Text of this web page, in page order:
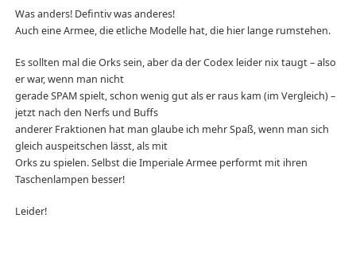
Was anders! Defintiv was anderes!
Auch eine Armee, die etliche Modelle hat, die hier lange rumstehen.
Es sollten mal die Orks sein, aber da der Codex leider nix taugt – also
er war, wenn man nicht
gerade SPAM spielt, schon wenig gut als er raus kam (im Vergleich) –
jetzt nach den Nerfs und Buffs
anderer Fraktionen hat man glaube ich mehr Spaß, wenn man sich
gleich auspeitschen lässt, als mit
Orks zu spielen. Selbst die Imperiale Armee performt mit ihren
Taschenlampen besser!
Leider!